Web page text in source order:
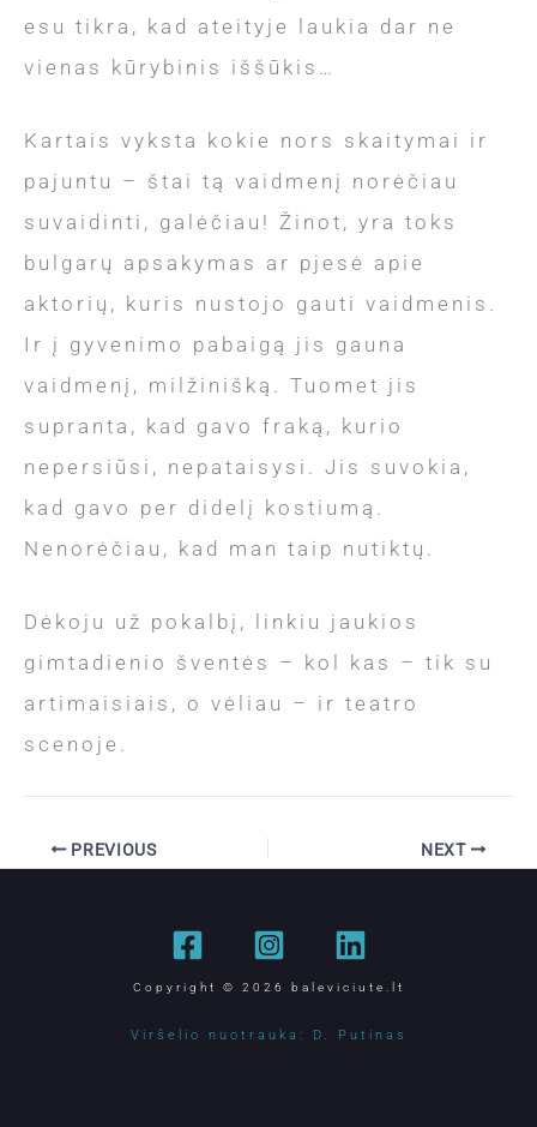
esu tikra, kad ateityje laukia dar ne
vienas kūrybinis iššūkis…
Kartais vyksta kokie nors skaitymai ir
pajuntu – štai tą vaidmenį norėčiau
suvaidinti, galėčiau! Žinot, yra toks
bulgarų apsakymas ar pjesė apie
aktorių, kuris nustojo gauti vaidmenis.
Ir į gyvenimo pabaigą jis gauna
vaidmenį, milžinišką. Tuomet jis
supranta, kad gavo fraką, kurio
nepersiūsi, nepataisysi. Jis suvokia,
kad gavo per didelį kostiumą.
Nenorėčiau, kad man taip nutiktų.
Dėkoju už pokalbį, linkiu jaukios
gimtadienio šventės – kol kas – tik su
artimaisiais, o vėliau – ir teatro
scenoje.
PREVIOUS NEXT
Copyright © 2026 baleviciute.lt
Viršelio nuotrauka: D. Putinas